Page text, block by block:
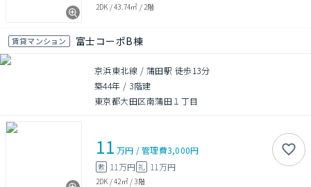
2DK /43.74㎡ / 2階
賃貸マンション 富士コーポB棟
京浜東北線 / 蒲田駅 徒歩13分
築44年 / 3階建
東京都大田区南蒲田１丁目
11 万円 /管理費3,000円
敷 11万円 礼 11万円
2DK /42㎡/3階